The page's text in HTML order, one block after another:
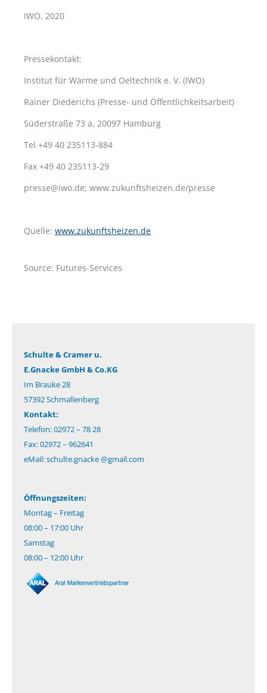
IWO, 2020
Pressekontakt:
Institut für Wärme und Oeltechnik e. V. (IWO)
Rainer Diederichs (Presse- und Öffentlichkeitsarbeit)
Süderstraße 73 a, 20097 Hamburg
Tel +49 40 235113-884
Fax +49 40 235113-29
presse@iwo.de; www.zukunftsheizen.de/presse
Quelle: www.zukunftsheizen.de
Source: Futures-Services
Schulte & Cramer u.
E.Gnacke GmbH & Co.KG
Im Brauke 28
57392 Schmallenberg
Kontakt:
Telefon: 02972 – 78 28
Fax: 02972 – 962641
eMail:schulte.gnacke @gmail.com
Öffnungszeiten:
Montag – Freitag
08:00 – 17:00 Uhr
Samstag
08:00 – 12:00 Uhr